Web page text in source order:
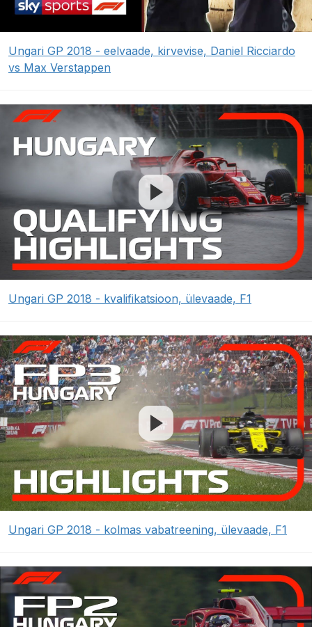
Ungari GP 2018 - eelvaade, kirvevise, Daniel Ricciardo
vs Max Verstappen
Ungari GP 2018 - kvalifikatsioon, ülevaade, F1
Ungari GP 2018 - kolmas vabatreening, ülevaade, F1